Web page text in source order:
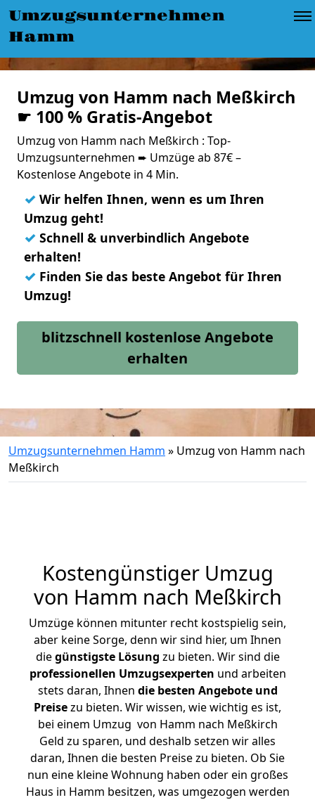
Umzugsunternehmen
Hamm
Umzug von Hamm nach Meßkirch
☛ 100 % Gratis-Angebot
Umzug von Hamm nach Meßkirch : Top-
Umzugsunternehmen ➨ Umzüge ab 87€ –
Kostenlose Angebote in 4 Min.
✓ Wir helfen Ihnen, wenn es um Ihren
Umzug geht!
✓ Schnell & unverbindlich Angebote
erhalten!
✓ Finden Sie das beste Angebot für Ihren
Umzug!
blitzschnell kostenlose Angebote
erhalten
Umzugsunternehmen Hamm » Umzug von Hamm nach
Meßkirch
Kostengünstiger Umzug
von Hamm nach Meßkirch
Umzüge können mitunter recht kostspielig sein,
aber keine Sorge, denn wir sind hier, um Ihnen
diegünstigste Lösung zu bieten. Wir sind die
professionellen Umzugsexperten und arbeiten
stets daran, Ihnen die besten Angebote und
Preisezu bieten. Wir wissen, wie wichtig es ist,
bei einem Umzug von Hamm nach Meßkirch
Geld zu sparen, und deshalb setzen wir alles
daran, Ihnen die besten Preise zu bieten. Ob Sie
nun eine kleine Wohnung haben oder ein großes
Haus in Hamm besitzen, was umgezogen werden